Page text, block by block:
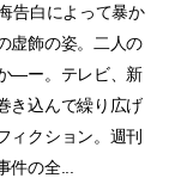
告白によって暴か
虚飾の姿。二人の
―ー。テレビ、新
き込んで繰り広げ
ィクション。週刊
の全...